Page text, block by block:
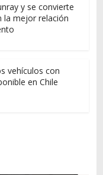
y se convierte
la mejor relación
vehículos con
en Chile